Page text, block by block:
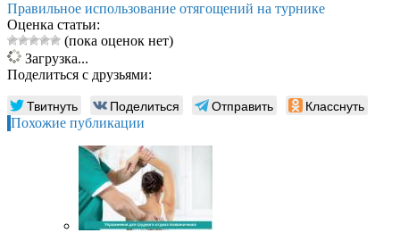
Правильное использование отягощений на турнике
Оценка статьи:
(пока оценок нет)
Загрузка...
Поделиться с друзьями:
Твитнуть Поделиться Отправить Класснуть
Похожие публикации